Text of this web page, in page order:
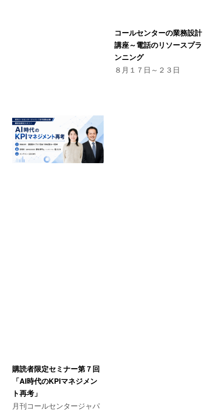
購読者限定セミナー第７回
「AI時代のKPIマネジメン
ト再考」
月刊コールセンタージャパ
コールセンターの業務設計
講座～電話のリソースプラ
ンニング
８月１７日～２３日